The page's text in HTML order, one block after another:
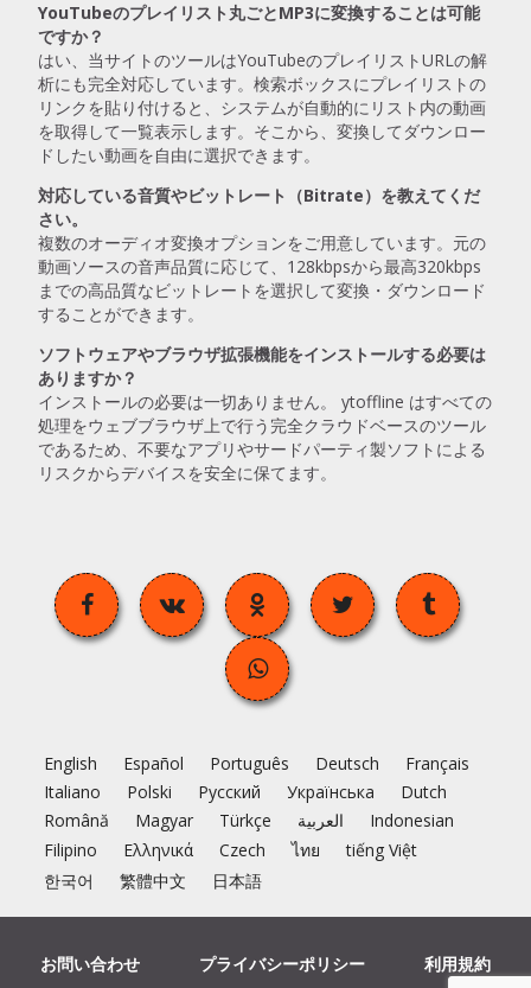
YouTubeのプレイリスト丸ごとMP3に変換することは可能
ですか？
はい、当サイトのツールはYouTubeのプレイリストURLの解
析にも完全対応しています。検索ボックスにプレイリストの
リンクを貼り付けると、システムが自動的にリスト内の動画
を取得して一覧表示します。そこから、変換してダウンロー
ドしたい動画を自由に選択できます。
対応している音質やビットレート（Bitrate）を教えてくだ
さい。
複数のオーディオ変換オプションをご用意しています。元の
動画ソースの音声品質に応じて、128kbpsから最高320kbps
までの高品質なビットレートを選択して変換・ダウンロード
することができます。
ソフトウェアやブラウザ拡張機能をインストールする必要は
ありますか？
インストールの必要は一切ありません。 ytoffline はすべての
処理をウェブブラウザ上で行う完全クラウドベースのツール
であるため、不要なアプリやサードパーティ製ソフトによる
リスクからデバイスを安全に保てます。
English Español Português Deutsch
Français
Italiano
Polski Русский Українська
Dutch
Română
Magyar Türkçe العربية
Indonesian
Filipino
Ελληνικά Czech ไทย
tiếng Việt
한국어
繁體中文 日本語
お問い合わせ プライバシーポリシー 利用規約